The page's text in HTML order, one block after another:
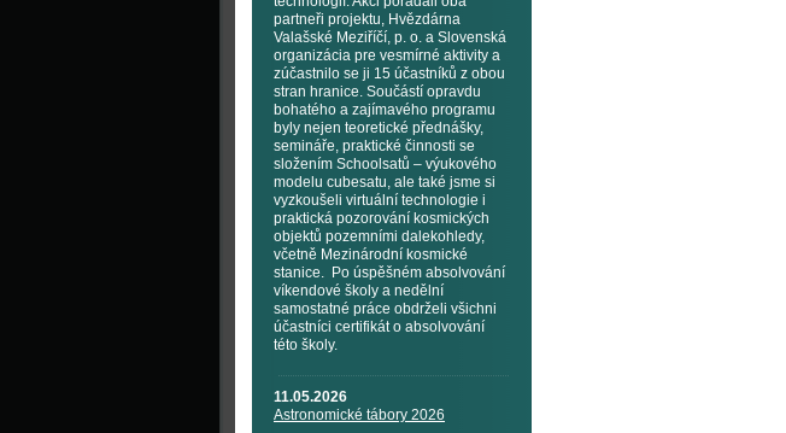
partneři projektu, Hvězdárna
Valašské Meziříčí, p. o. a Slovenská
organizácia pre vesmírné aktivity a
zúčastnilo se ji 15 účastníků z obou
stran hranice. Součástí opravdu
bohatého a zajímavého programu
byly nejen teoretické přednášky,
semináře, praktické činnosti se
složením Schoolsatů – výukového
modelu cubesatu, ale také jsme si
vyzkoušeli virtuální technologie i
praktická pozorování kosmických
objektů pozemními dalekohledy,
včetně Mezinárodní kosmické
stanice. Po úspěšném absolvování
víkendové školy a nedělní
samostatné práce obdrželi všichni
účastníci certifikát o absolvování
této školy.
11.05.2026
Astronomické tábory 2026